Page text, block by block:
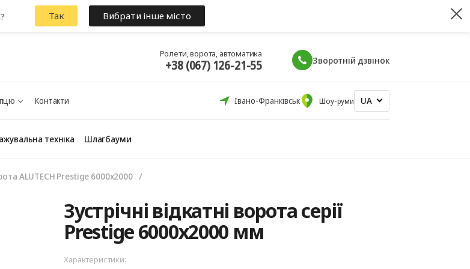
Ролети, ворота, автоматика
+38 (067) 126-21-55 Зворотній дзвінок
Контакти Івано-Франківськ Шоу-руми UA
техніка Шлагбауми
ALUTECH Prestige 6000х2000
Зустрічні відкатні ворота серії
Prestige 6000х2000 мм
Характеристики:
Так Вибрати інше місто